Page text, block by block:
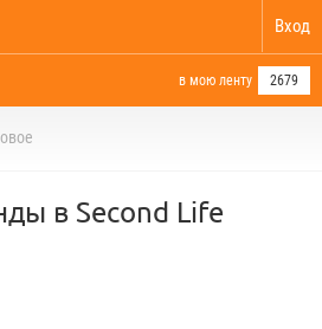
Вход
в мою ленту 2679
в Second Life